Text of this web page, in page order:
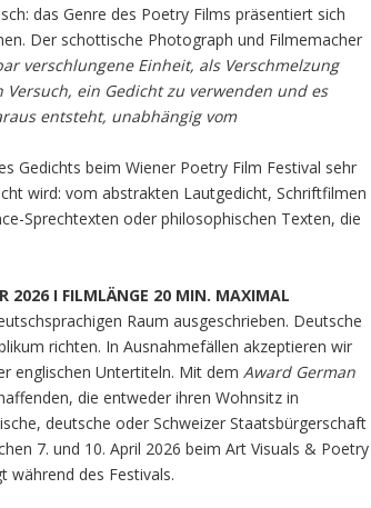
das Genre des Poetry Films präsentiert sich
Der schottische Photograph und Filmemacher
verschlungene Einheit, als Verschmelzung
ein Gedicht zu verwenden und es
entsteht, unabhängig vom
Gedichts beim Wiener Poetry Film Festival sehr
wird: vom abstrakten Lautgedicht, Schriftfilmen
Sprechtexten oder philosophischen Texten, die
2026 I FILMLÄNGE 20 MIN. MAXIMAL
Raum ausgeschrieben. Deutsche
richten. In Ausnahmefällen akzeptieren wir
englischen Untertiteln. Mit dem Award German
die entweder ihren Wohnsitz in
deutsche oder Schweizer Staatsbürgerschaft
7. und 10. April 2026 beim Art Visuals & Poetry
während des Festivals.